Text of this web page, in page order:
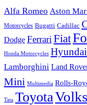
Alfa Romeo Aston
Motorcycles Bugatti Cadillac
Dodge Ferrari Fiat
Honda Motorcycles Hyundai
Lamborghini Land
Mini Multimedia Rolls-
Tata Toyota